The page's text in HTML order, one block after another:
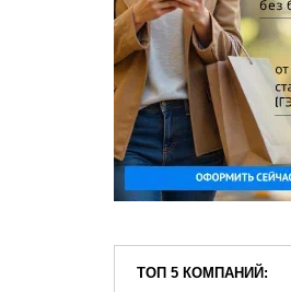
ТОП 5 КОМПАНИЙ: